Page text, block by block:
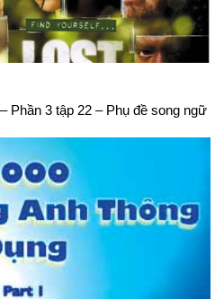
Phần 3 tập 22 – Phụ đề song ngữ